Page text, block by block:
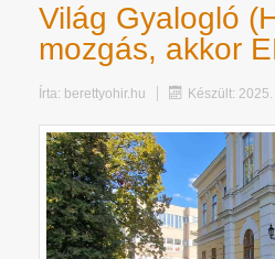
Világ Gyalogló
mozgás, akkor
Írta: berettyohir.hu Készült: